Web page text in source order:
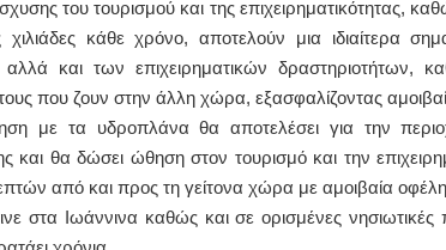
του τουρισμού και της επιχειρηματικότητας,
κάθε χρόνο, αποτελούν μια ιδιαίτερα
αλλά και των επιχειρηματικών δραστηριοτήτων,
που ζουν στην άλλη χώρα, εξασφαλίζοντας
με τα υδροπλάνα θα αποτελέσει για την
και θα δώσει ώθηση στον τουρισμό και την
από και προς τη γείτονα χώρα με αμοιβαία
στα Ιωάννινα καθώς και σε ορισμένες